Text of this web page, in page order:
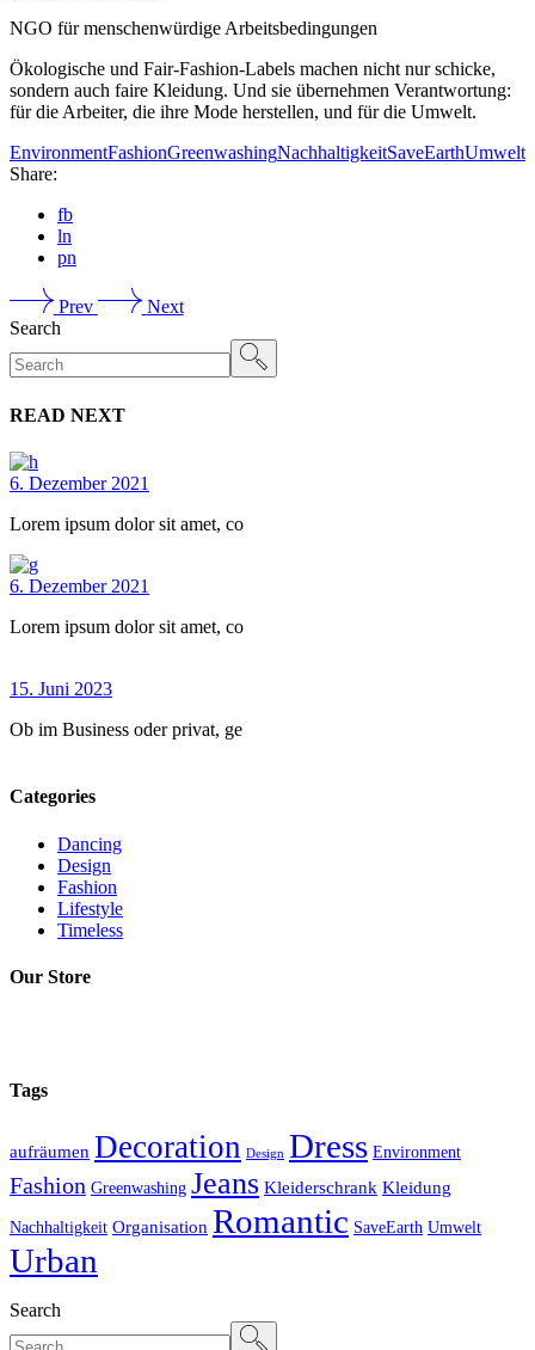
NGO für menschenwürdige Arbeitsbedingungen
Ökologische und Fair-Fashion-Labels machen nicht nur schicke,
sondern auch faire Kleidung. Und sie übernehmen Verantwortung:
für die Arbeiter, die ihre Mode herstellen, und für die Umwelt.
EnvironmentFashionGreenwashingNachhaltigkeitSaveEarthUmwelt
Share:
fb
ln
pn
Prev
Next
Search
READ NEXT
6. Dezember 2021
Lorem ipsum dolor sit amet, co
6. Dezember 2021
Lorem ipsum dolor sit amet, co
15. Juni 2023
Ob im Business oder privat, ge
Categories
Dancing
Design
Fashion
Lifestyle
Timeless
Our Store
Tags
aufräumen Decoration Design Dress Environment
Fashion Greenwashing Jeans Kleiderschrank Kleidung
Nachhaltigkeit Organisation Romantic SaveEarth Umwelt
Urban
Search